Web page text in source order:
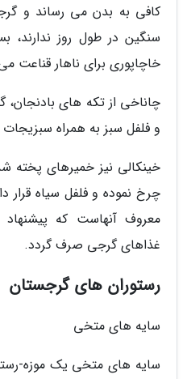
کافی به بدن می رساند و
سنگین در طول روز ندارند،
خاچاپوری برای ناهار قناعت
چاناخی از تکه های
و فلفل سبز به همراه
خینکالی نیز خمیرهای
چرخ نموده و فلفل سیاه قرار
معروف آنهاست که
غذاهای گرجی صرف گردد.
رستوران های گرجستان
سایه های متخی
سایه های متخی یک موزه-